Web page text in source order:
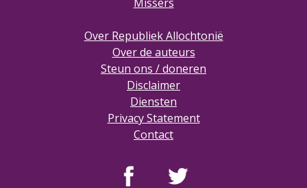
Over Republiek Allochtonië
Over de auteurs
Steun ons / doneren
Disclaimer
Diensten
Privacy Statement
Contact